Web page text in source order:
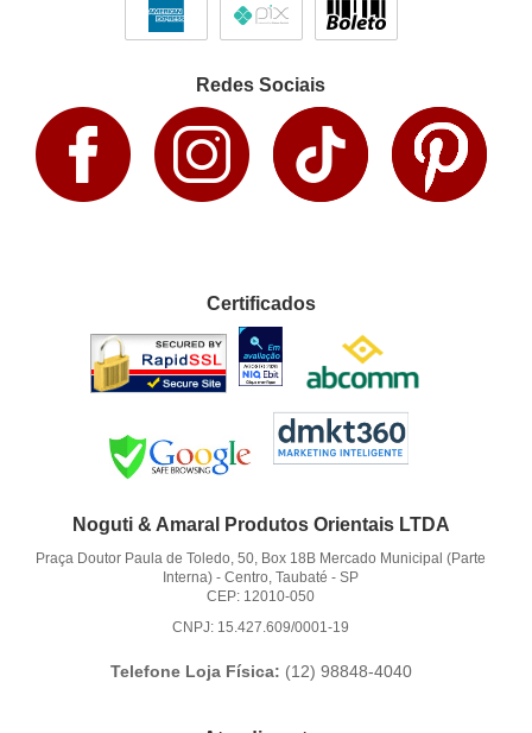
Redes Sociais
Certificados
Noguti & Amaral Produtos Orientais LTDA
Praça Doutor Paula de Toledo, 50, Box 18B Mercado Municipal (Parte
Interna) -Centro, Taubaté -SP
CEP: 12010-050
CNPJ: 15.427.609/0001-19
Telefone Loja Física: (12) 98848-4040